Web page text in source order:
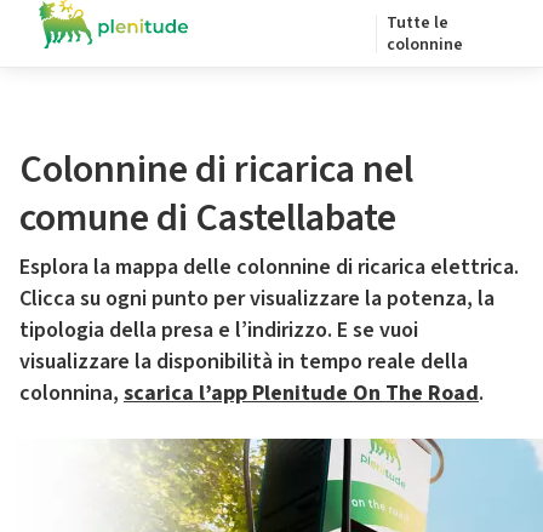
Tutte le
colonnine
Colonnine di ricarica nel
comune di Castellabate
Esplora la mappa delle colonnine di ricarica elettrica.
Clicca su ogni punto per visualizzare la potenza, la
tipologia della presa e l’indirizzo. E se vuoi
visualizzare la disponibilità in tempo reale della
colonnina, scarica l’app Plenitude On The Road.